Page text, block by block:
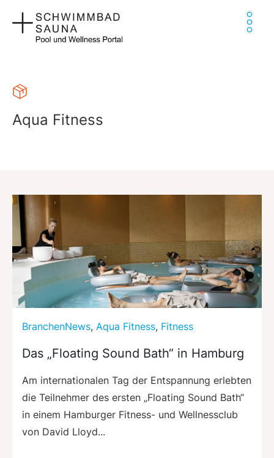
Inhalt
springen
Aqua Fitness
BranchenNews, Aqua Fitness, Fitness
Das „Floating Sound Bath“ in Hamburg
Am internationalen Tag der Entspannung erlebten
die Teilnehmer des ersten „Floating Sound Bath“
in einem Hamburger Fitness- und Wellnessclub
von David Lloyd...